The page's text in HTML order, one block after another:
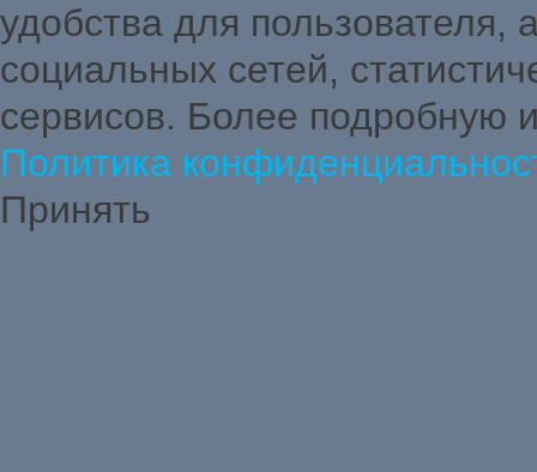
удобства для
социальных сетей,
сервисов. Более подробную
Политика
Принять